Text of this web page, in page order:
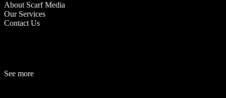
About Scarf Media
Our Services
Contact Us
See more